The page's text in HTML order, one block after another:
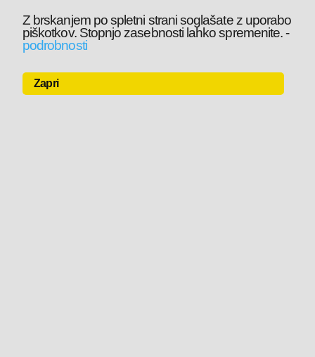
Z brskanjem po spletni strani soglašate z uporabo
piškotkov. Stopnjo zasebnosti lahko spremenite.-
podrobnosti
Zapri